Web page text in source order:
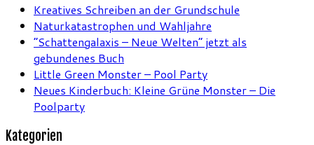
Kreatives Schreiben an der Grundschule
Naturkatastrophen und Wahljahre
“Schattengalaxis – Neue Welten” jetzt als
gebundenes Buch
Little Green Monster – Pool Party
Neues Kinderbuch: Kleine Grüne Monster – Die
Poolparty
Kategorien